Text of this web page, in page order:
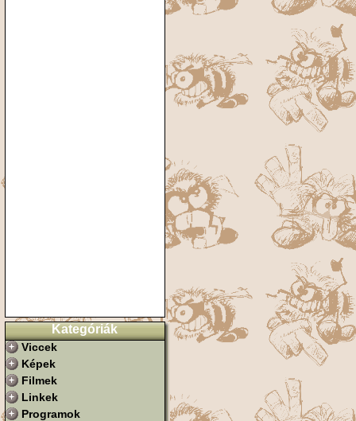
Kategóriák
Viccek
Képek
Filmek
Linkek
Programok